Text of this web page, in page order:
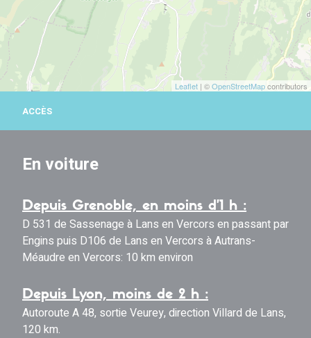
Leaflet | ©OpenStreetMapcontributors
ACCÈS
En voiture
Depuis Grenoble, en moins d’1 h :
D 531 de Sassenage à Lans en Vercors en passant par
Engins puis D106 de Lans en Vercors à Autrans-
Méaudre en Vercors: 10 km environ
Depuis Lyon, moins de 2 h :
Autoroute A 48, sortie Veurey, direction Villard de Lans,
120 km.